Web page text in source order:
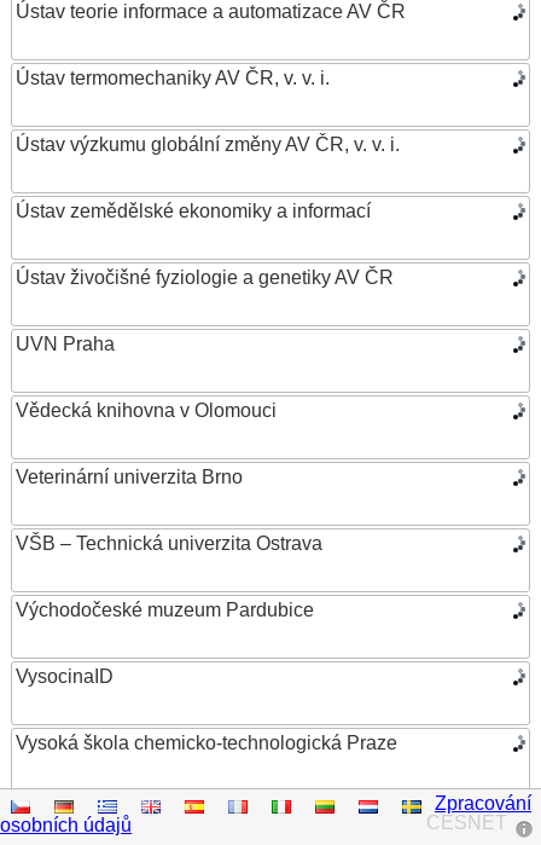
Ústav teorie informace a automatizace AV ČR
Ústav termomechaniky AV ČR, v. v. i.
Ústav výzkumu globální změny AV ČR, v. v. i.
Ústav zemědělské ekonomiky a informací
Ústav živočišné fyziologie a genetiky AV ČR
UVN Praha
Vědecká knihovna v Olomouci
Veterinární univerzita Brno
VŠB – Technická univerzita Ostrava
Východočeské muzeum Pardubice
VysocinaID
Vysoká škola chemicko-technologická Praze
Vysoká škola ekonomická v Praze
CESNET
Zpracování
osobních údajů